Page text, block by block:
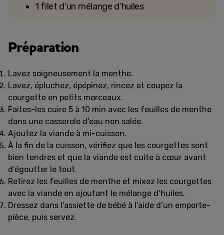
1 filet d’un mélange d’huiles
Préparation
Lavez soigneusement la menthe.
Lavez, épluchez, épépinez, rincez et coupez la
courgette en petits morceaux.
Faites-les cuire 5 à 10 min avec les feuilles de menthe
dans une casserole d’eau non salée.
Ajoutez la viande à mi-cuisson.
À la fin de la cuisson, vérifiez que les courgettes sont
bien tendres et que la viande est cuite à cœur avant
d’égoutter le tout.
Retirez les feuilles de menthe et mixez les courgettes
avec la viande en ajoutant le mélange d’huiles.
Dressez dans l’assiette de bébé à l’aide d’un emporte-
pièce, puis servez.